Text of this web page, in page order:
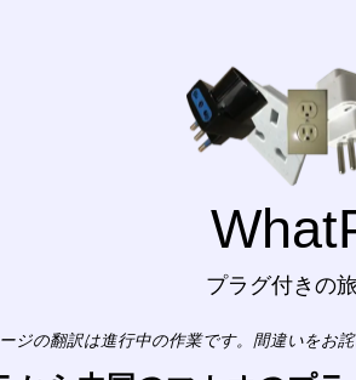
プラグ付きの
ジの翻訳は進行中の作業です。間違いをお詫